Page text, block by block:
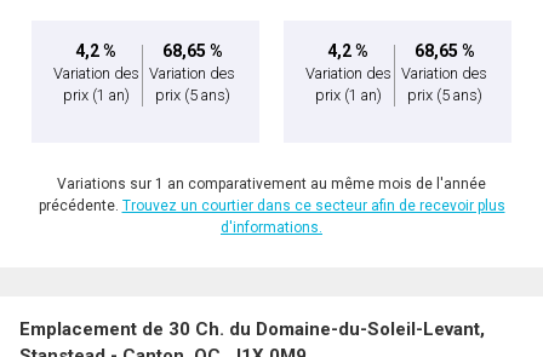
4,2 %
Variation des
prix (1 an)
68,65 %
Variation des
prix (5 ans)
4,2 %
Variation des
prix (1 an)
68,65 %
Variation des
prix (5 ans)
Variations sur 1 an comparativement au même mois de l'année
précédente. Trouvez un courtier dans ce secteur afin de recevoir plus
d'informations.
Emplacement de 30 Ch. du Domaine-du-Soleil-Levant,